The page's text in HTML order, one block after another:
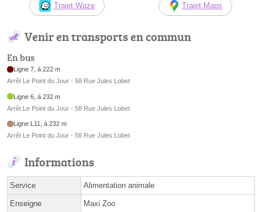
Trajet Waze Trajet Maps
Venir en transports en commun
En bus
Ligne 7, à 222 m
Arrêt Le Point du Jour - 58 Rue Jules Lobet
Ligne 6, à 232 m
Arrêt Le Point du Jour - 58 Rue Jules Lobet
Ligne L11, à 232 m
Arrêt Le Point du Jour - 58 Rue Jules Lobet
Informations
Service Alimentation animale
Enseigne Maxi Zoo